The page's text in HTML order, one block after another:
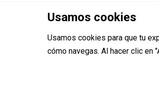
Usamos cookies
Usamos cookies para que tu
cómo navegas. Al hacer clic en